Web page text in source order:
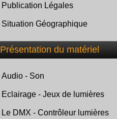
Publication Légales
Situation Géographique
Présentation du matériel
Audio - Son
Eclairage - Jeux de lumières
Le DMX - Contrôleur lumières